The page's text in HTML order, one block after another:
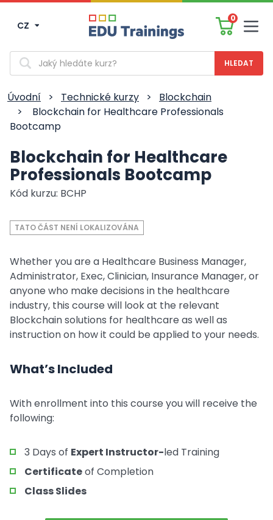
CZ
0
Vyhledávání
Úvodní > Technické kurzy >
Blockchain
>
Blockchain for Healthcare Professionals
Bootcamp
Blockchain for Healthcare
Professionals Bootcamp
Kód kurzu: BCHP
TATO ČÁST NENÍ LOKALIZOVÁNA
Whether you are a Healthcare Business Manager,
Administrator, Exec, Clinician, Insurance Manager, or
anyone who make decisions in the healthcare
industry, this course will look at the relevant
Blockchain solutions for healthcare as well as
instruction on how it could be applied to your needs.
What’s Included
With enrollment into this course you will receive the
following:
3 Days of Expert Instructor-led Training
Certificateof Completion
Class Slides